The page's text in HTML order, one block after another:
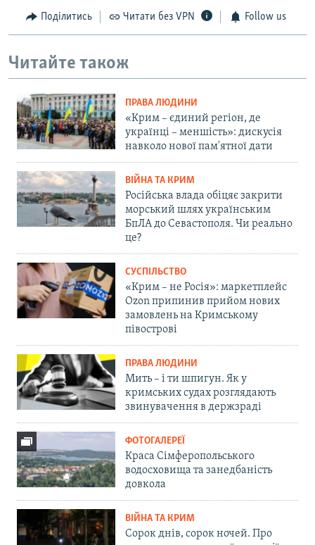
Поділитись Читати без VPN Follow us
Читайте також
ПРАВА ЛЮДИНИ
«Крим – єдиний регіон, де
українці – меншість»: дискусія
навколо нової пам'ятної дати
ВІЙНА ТА КРИМ
Російська влада обіцяє закрити
морський шлях українським
БпЛА до Севастополя. Чи реально
це?
СУСПІЛЬСТВО
«Крим – не Росія»: маркетплейс
Ozon припинив прийом нових
замовлень на Кримському
півострові
ПРАВА ЛЮДИНИ
Мить – і ти шпигун. Як у
кримських судах розглядають
звинувачення в держзраді
ФОТОГАЛЕРЕЇ
Краса Сімферопольського
водосховища та занедбаність
довкола
ВІЙНА ТА КРИМ
Сорок днів, сорок ночей. Про